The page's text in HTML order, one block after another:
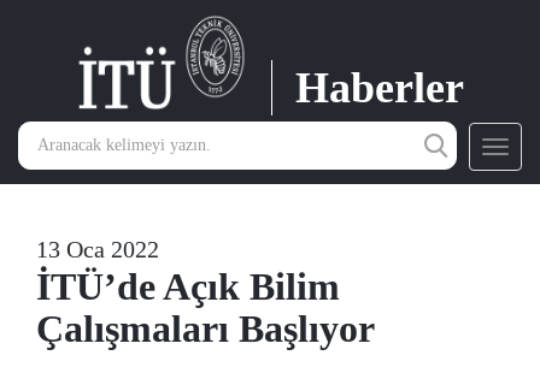
Haberler
13 Oca 2022
İTÜ’de Açık Bilim
Çalışmaları Başlıyor